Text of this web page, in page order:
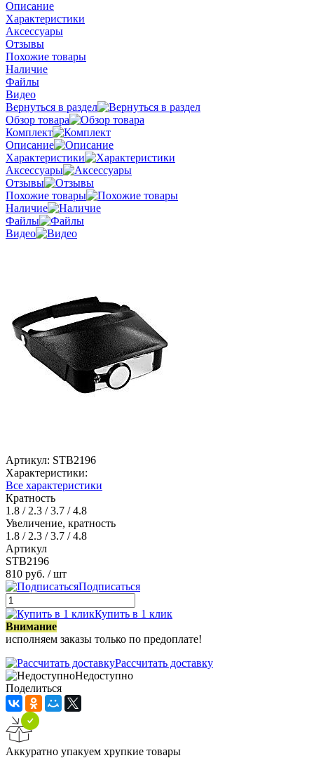
Описание
Характеристики
Аксессуары
Отзывы
Похожие товары
Наличие
Файлы
Видео
Вернуться в раздел
Обзор товара
Комплект
Описание
Характеристики
Аксессуары
Отзывы
Похожие товары
Наличие
Файлы
Видео
Артикул: STB2196
Характеристики:
Все характеристики
Кратность
1.8 / 2.3 / 3.7 / 4.8
Увеличение, кратность
1.8 / 2.3 / 3.7 / 4.8
Артикул
STB2196
810 руб. / шт
Подписаться
Купить в 1 клик
Внимание
исполняем заказы только по предоплате!
Рассчитать доставку
Недоступно
Поделиться
Аккуратно упакуем хрупкие товары